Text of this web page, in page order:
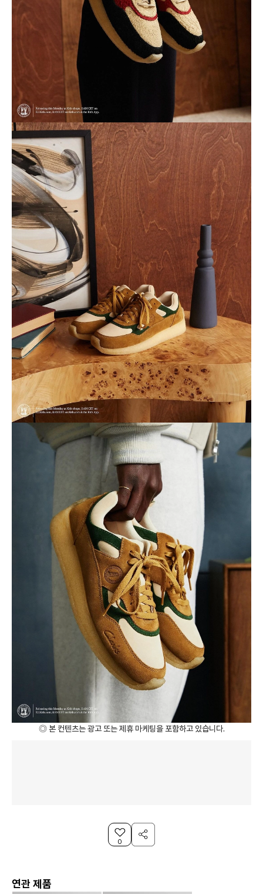
◎ 본 컨텐츠는 광고 또는 제휴 마케팅을 포함하고 있습니다.
0
연관 제품